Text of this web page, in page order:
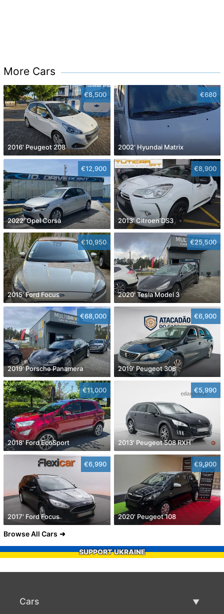
More Cars
€8,500
2016' Peugeot 208
€680
2002' Hyundai Matrix
€12,900
2022' Opel Corsa
€8,900
2013' Citroen DS3
€10,950
2015' Ford Focus
€25,500
2020' Tesla Model 3
€68,000
2019' Porsche Panamera
€6,900
2019' Peugeot 308
€11,000
2018' Ford EcoSport
€5,990
2013' Peugeot 508 RXH
€6,990
2017' Ford Focus
€9,900
2020' Peugeot 108
Browse All Cars
SUPPORT UKRAINE
Cars